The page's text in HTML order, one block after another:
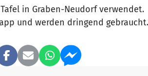
in Graben-Neudorf verwendet.
und werden dringend gebraucht.